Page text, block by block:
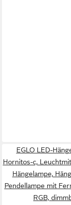
EGLO LED-
Hornitos-c,
Hängelampe,
Pendellampe mit
RGB,